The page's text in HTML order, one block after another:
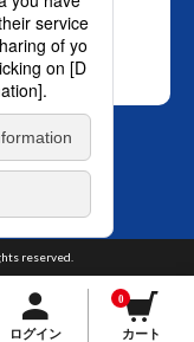
ログイン
0
カート
18時
さい。
ト
reserved.